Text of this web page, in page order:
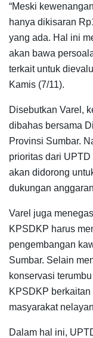
“Meski
hanya dikisaran
yang ada. Hal ini
akan bawa
terkait untuk
Kamis (7/11).
Disebutkan Varel,
dibahas bersama
Provinsi Sumbar.
prioritas dari
akan didorong
dukungan
Varel juga
KPSDKP harus
pengembangan
Sumbar. Selain
konservasi
KPSDKP
masyarakat
Dalam hal ini,